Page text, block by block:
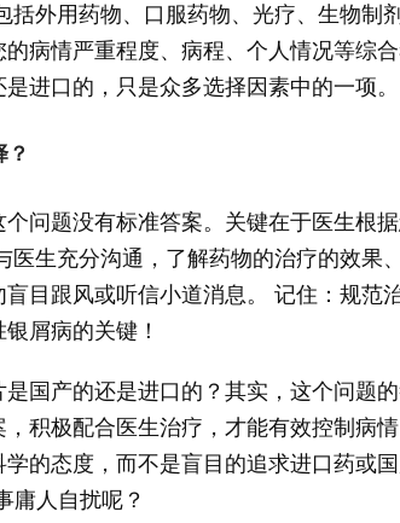
括外用药物、口服药物、光疗、生物制
病情严重程度、病程、个人情况等综
进口的，只是众多选择因素中的一项。
？
问题没有标准答案。关键在于医生根
医生充分沟通，了解药物的治疗的效果
目跟风或听信小道消息。 记住：规范
屑病的关键！
国产的还是进口的？其实，这个问题
积极配合医生治疗，才能有效控制病情
的态度，而不是盲目的追求进口药或
庸人自扰呢？